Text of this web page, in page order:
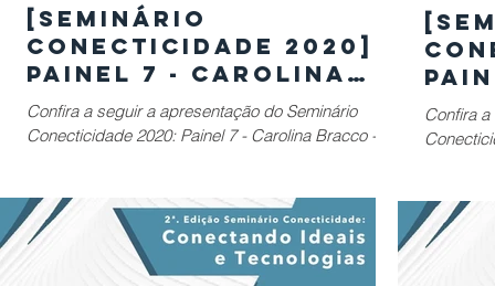
[SEMINÁRIO
CONECTICIDADE 2020]
Painel 7 - Carolina
Bracco - BigData:
GeoSampa
Confira a seguir a apresentação do Seminário
Conecticidade 2020: Painel 7 - Carolina Bracco -
Confira
Conecticidade 2020: